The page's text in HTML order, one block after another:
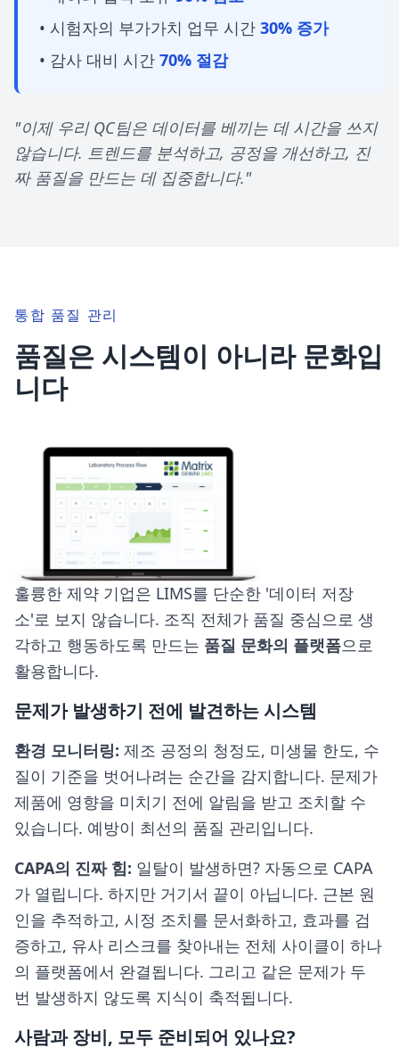
• 시험자의 부가가치 업무 시간 30% 증가
• 감사 대비 시간 70% 절감
"이제 우리 QC팀은 데이터를 베끼는 데 시간을 쓰지
않습니다. 트렌드를 분석하고, 공정을 개선하고, 진
짜 품질을 만드는 데 집중합니다."
통합 품질 관리
품질은 시스템이 아니라 문화입
니다
훌륭한 제약 기업은 LIMS를 단순한 '데이터 저장
소'로 보지 않습니다. 조직 전체가 품질 중심으로 생
각하고 행동하도록 만드는 품질 문화의 플랫폼으로
활용합니다.
문제가 발생하기 전에 발견하는 시스템
환경 모니터링: 제조 공정의 청정도, 미생물 한도, 수
질이 기준을 벗어나려는 순간을 감지합니다. 문제가
제품에 영향을 미치기 전에 알림을 받고 조치할 수
있습니다. 예방이 최선의 품질 관리입니다.
CAPA의 진짜 힘: 일탈이 발생하면? 자동으로 CAPA
가 열립니다. 하지만 거기서 끝이 아닙니다. 근본 원
인을 추적하고, 시정 조치를 문서화하고, 효과를 검
증하고, 유사 리스크를 찾아내는 전체 사이클이 하나
의 플랫폼에서 완결됩니다. 그리고 같은 문제가 두
번 발생하지 않도록 지식이 축적됩니다.
사람과 장비, 모두 준비되어 있나요?